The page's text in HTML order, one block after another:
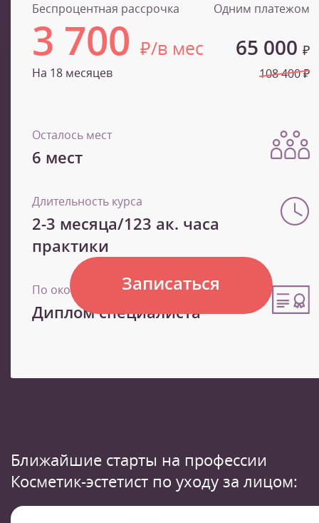
Беспроцентная рассрочка
3 700 ₽/в мес
На 18 месяцев
Одним платежом
65 000 ₽
108 400 ₽
Осталось мест
6 мест
Длительность курса
2-3 месяца/123 ак. часа
практики
По окончанию
Диплом специалиста
Записаться
Ближайшие старты на профессии
Косметик-эстетист по уходу за лицом: